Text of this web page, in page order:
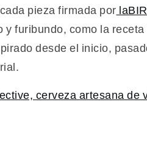
pieza firmada por
furibundo, como la
desde el inicio,